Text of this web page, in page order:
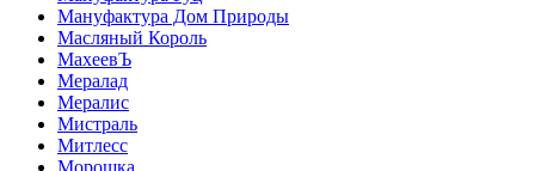
Мануфактура Дом Природы
Масляный Король
МахеевЪ
Мералад
Мералис
Мистраль
Митлесс